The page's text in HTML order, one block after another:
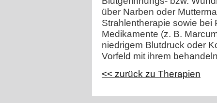
über Narben oder
Strahlentherapie sowie bei
Medikamente (z. B.
niedrigem Blutdruck oder
Vorfeld mit ihrem
<< zurück zu Therapien